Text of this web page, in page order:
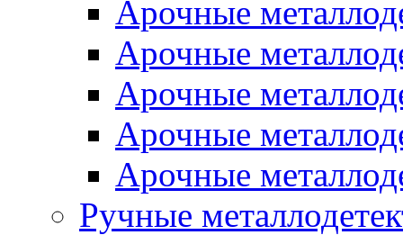
Арочные
Арочные
Арочные
Арочные
Арочные
Ручные